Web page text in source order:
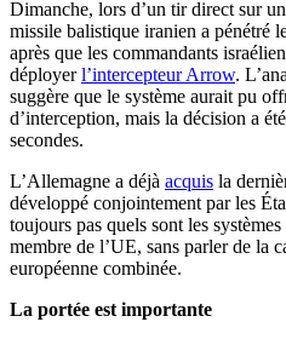
Dimanche, lors d’un tir direct sur
missile balistique iranien a pénétré
après que les commandants
déployerl’intercepteur Arrow.
suggère que le système aurait pu
d’interception, mais la décision a
secondes.
L’Allemagne a déjà acquis la
développé conjointement par les
toujours pas quels sont les
membre de l’UE, sans parler de la
européenne combinée.
La portée est importante